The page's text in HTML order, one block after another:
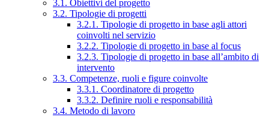
3.1. Obiettivi del progetto
3.2. Tipologie di progetti
3.2.1. Tipologie di progetto in base agli attori
coinvolti nel servizio
3.2.2. Tipologie di progetto in base al focus
3.2.3. Tipologie di progetto in base all’ambito di
intervento
3.3. Competenze, ruoli e figure coinvolte
3.3.1. Coordinatore di progetto
3.3.2. Definire ruoli e responsabilità
3.4. Metodo di lavoro